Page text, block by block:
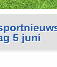
5 juni